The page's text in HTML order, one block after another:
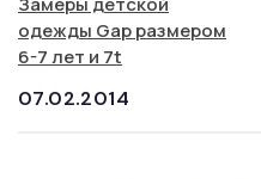
одежды Gap размером
6-7 лет и 7t
07.02.2014